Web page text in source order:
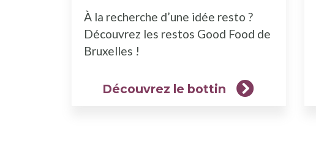
bottin)
À la recherche d’une idée resto ?
Découvrez les restos Good Food de
Bruxelles !
Découvrez le bottin